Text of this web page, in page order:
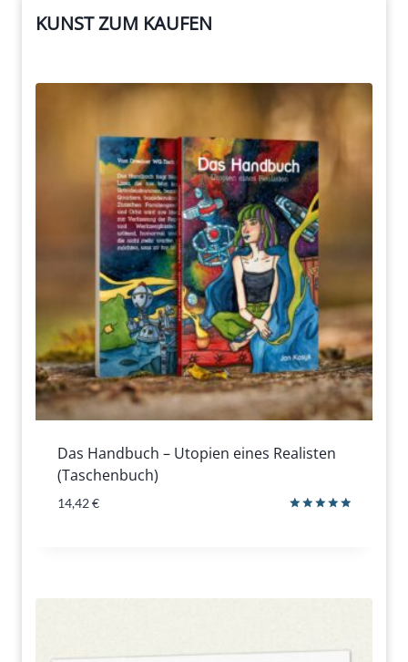
KUNST ZUM KAUFEN
Das Handbuch – Utopien eines Realisten
(Taschenbuch)
14,42€